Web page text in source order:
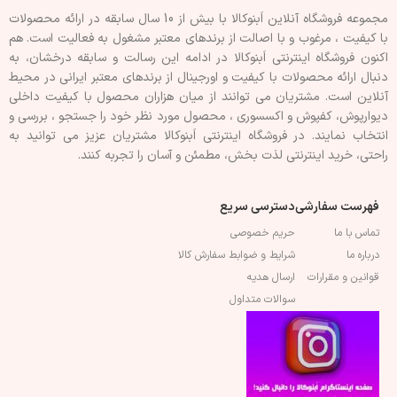
مجموعه فروشگاه آنلاین اَبنوکالا با بیش از 10 سال سابقه در ارائه محصولات
با کيفيت ، مرغوب و با اصالت از برندهای معتبر مشغول به فعاليت است. هم
اکنون فروشگاه اینترنتی اَبنوکالا در ادامه اين رسالت و سابقه درخشان، به
دنبال ارائه محصولات با کيفيت و اورجينال از برندهای معتبر ايرانی در محيط
آنلاين است. مشتريان می توانند از ميان هزاران محصول با کيفيت داخلی
دیوارپوش، کفپوش و اکسسوری ، محصول مورد نظر خود را جستجو ، بررسی و
انتخاب نمايند. در فروشگاه اینترنتی اَبنوکالا مشتريان عزیز می توانيد به
راحتی، خرید اینترنتی لذت بخش، مطمئن و آسان را تجربه کنند.
فهرست سفارشی
تماس با ما
درباره ما
قوانین و مقرارات
دسترسی سریع
حریم خصوصی
شرایط و ضوابط سفارش کالا
ارسال هدیه
سوالات متداول